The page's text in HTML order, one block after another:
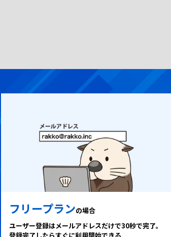
フリープランの場合
ユーザー登録はメールアドレスだけで30秒で完了。